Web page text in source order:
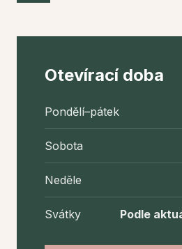
Otevírací doba
Pondělí–pátek
Sobota
Neděle
Svátky Podle